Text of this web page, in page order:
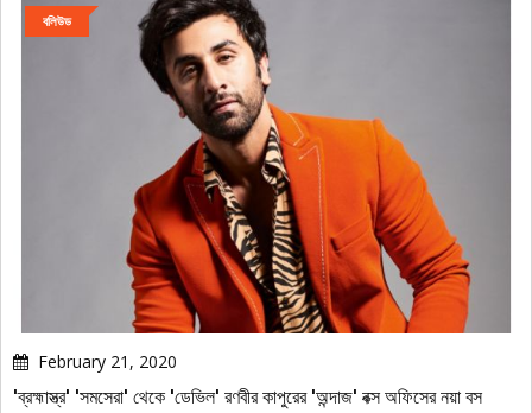
বলিউড
February 21, 2020
'ব্রহ্মাস্ত্র' 'সমসেরা' থেকে 'ডেভিল' রণবীর কাপুরের 'অন্দাজ' বক্স অফিসের নয়া বস